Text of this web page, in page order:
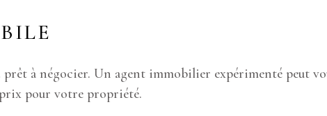
prêt à négocier. Un agent immobilier expérimenté peut
pour votre propriété.